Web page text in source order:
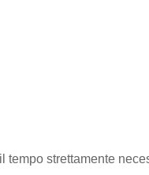
strettamente